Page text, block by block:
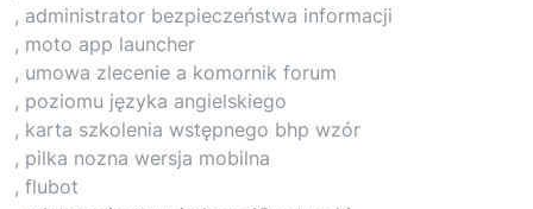
, administrator bezpieczeństwa informacji
, moto app launcher
, umowa zlecenie a komornik forum
, poziomu języka angielskiego
, karta szkolenia wstępnego bhp wzór
, pilka nozna wersja mobilna
, flubot